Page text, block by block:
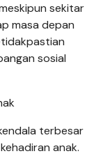
sekitar
masa depan
sosial
terbesar
anak.